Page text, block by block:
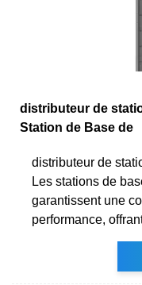
distributeur de
Station de Base de
distributeur de
Les stations de
garantissent une
performance,